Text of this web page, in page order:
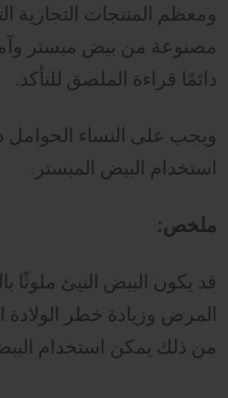
ومعظم المنتجات التجارية
مصنوعة من بيض مبستر
دائمًا قراءة الملصق للتأكد.
ويجب على النساء الحوامل
استخدام البيض المبستر.
ملخص:
قد يكون البيض النيئ ملوثًا
المرض وزيادة خطر الولادة
من ذلك يمكن استخدام